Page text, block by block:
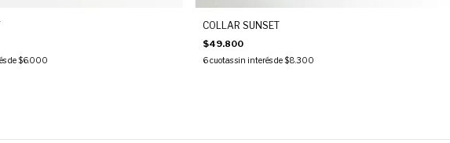
de$6.000
COLLAR SUNSET
$49.800
6cuotas sin interés de$8.300